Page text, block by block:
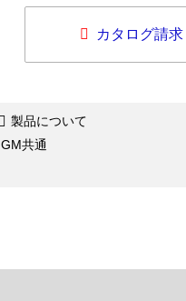
カタログ請求
製品について
GM共通